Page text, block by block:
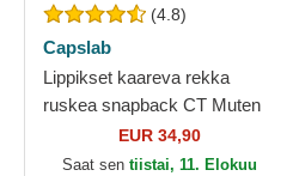
(4.8)
Capslab
Lippikset kaareva rekka
ruskea snapback CT Muten
Roshi Dragon Ball Capslab
EUR 34,90
Saat sen tiistai, 11. Elokuu